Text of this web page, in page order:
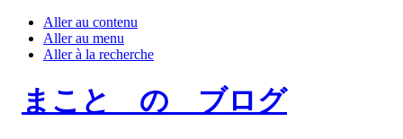
Aller au contenu
Aller au menu
Aller à la recherche
まこと の ブログ